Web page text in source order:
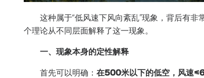
这种属于“低风速下风向紊乱”现象，背后有
个理论从不同层面解释了这一现象。
一、现象本身的定性解释
首先可以明确： 在500米以下的低空，风速